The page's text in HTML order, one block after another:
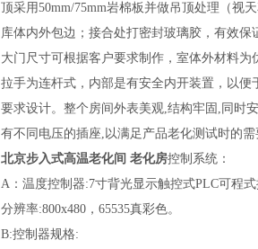
顶采用50mm/75mm岩棉板并做吊顶处理（视
库体内外包边；接合处打密封玻璃胶，有效保
大门尺寸可根据客户要求制作，室体外材料
拉手为连杆式，内部是有安全内开装置，以
要求设计。整个房间外表美观,结构牢固,同时
有不同电压的插座,以满足产品老化测试时的需
北京步入式高温老化间 老化房控制系统：
A：温度控制器:7寸背光显示触控式PLC可程式
分辨率:800x480，65535真彩色。
B:控制器规格: